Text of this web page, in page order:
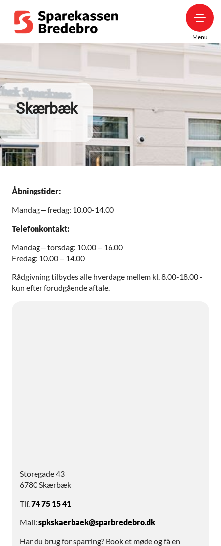
Menu
Skærbæk
Åbningstider:
Mandag – fredag: 10.00-14.00
Telefonkontakt:
Mandag – torsdag: 10.00 – 16.00
Fredag: 10.00 – 14.00
Rådgivning tilbydes alle hverdage mellem kl. 8.00-18.00 -
kun efter forudgående aftale.
Storegade 43
6780 Skærbæk
Tlf. 74 75 15 41
Mail: spkskaerbaek@sparbredebro.dk
Har du brug for sparring? Book et møde og få en